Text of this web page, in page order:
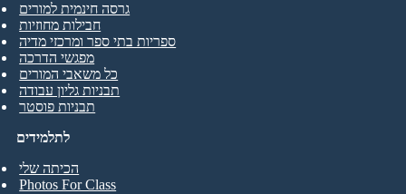
לתלמידים
הכיתה שלי
Photos For Class
גרסה חינמית למורים
חבילות מחוזיות
ספריות בתי ספר ומרכזי מדיה
מפגשי הדרכה
כל משאבי המורים
תבניות גליון עבודה
תבניות פוסטר